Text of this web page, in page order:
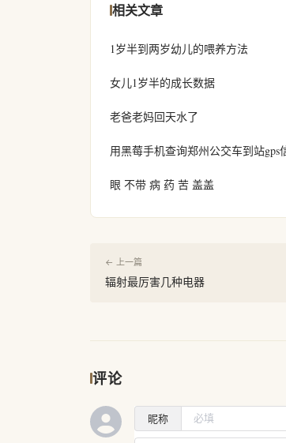
相关文章
1岁半到两岁幼儿的喂养方法
女儿1岁半的成长数据
老爸老妈回天水了
用黑莓手机查询郑州公交车到站gps
眼 不带 病 药 苦 盖盖
← 上一篇
辐射最厉害几种电器
评论
昵称